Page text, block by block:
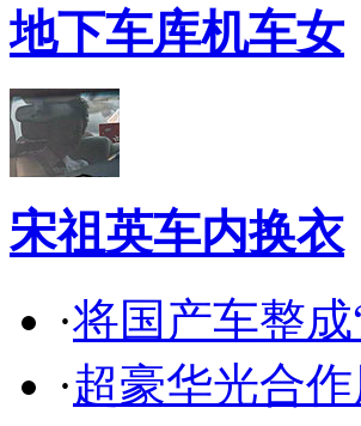
地下车库机车女
宋祖英车内换衣
·将国产车整成
·超豪华光合